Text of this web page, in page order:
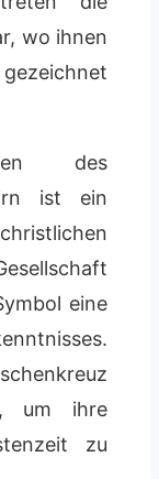
wo ihnen
des
ist ein
eine
um ihre
zu